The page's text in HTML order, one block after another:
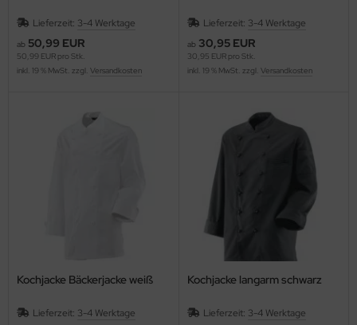
Lieferzeit: 3-4 Werktage
ab 50,99 EUR
50,99 EUR pro Stk.
inkl. 19 % MwSt. zzgl. Versandkosten
Lieferzeit: 3-4 Werktage
ab 30,95 EUR
30,95 EUR pro Stk.
inkl. 19 % MwSt. zzgl. Versandkosten
Kochjacke Bäckerjacke weiß
Lieferzeit: 3-4 Werktage
Kochjacke langarm schwarz
Lieferzeit: 3-4 Werktage